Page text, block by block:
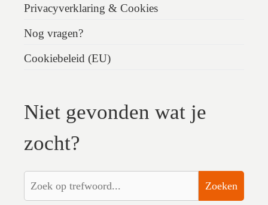
Privacyverklaring & Cookies
Nog vragen?
Cookiebeleid (EU)
Niet gevonden wat je
zocht?
Zoeken